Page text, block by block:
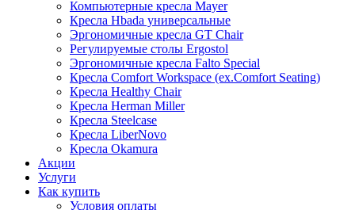
Компьютерные кресла Mayer
Кресла Hbada универсальные
Эргономичные кресла GT Chair
Регулируемые столы Ergostol
Эргономичные кресла Falto Special
Кресла Comfort Workspace (ex.Comfort Seating)
Кресла Healthy Chair
Кресла Herman Miller
Кресла Steelcase
Кресла LiberNovo
Кресла Okamura
Акции
Услуги
Как купить
Условия оплаты